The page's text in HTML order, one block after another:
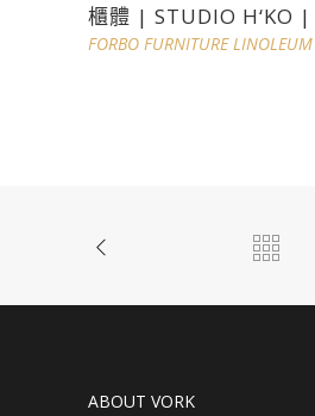
櫃體 | STUDIO H‘KO |
FORBO FURNITURE LINOLEUM
ABOUT VORK